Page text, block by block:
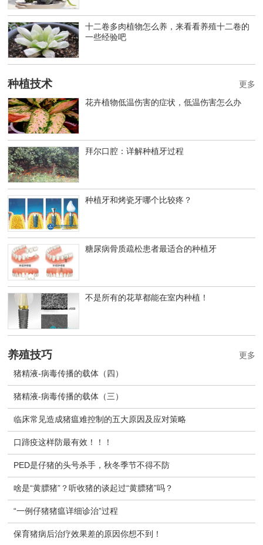
十二卷多肉植物怎么养，来看看养殖十二卷的
一些经验吧
种植技术
花卉植物低温伤害的症状，低温伤害怎么办
拜尔口腔：详解种植牙过程
种植牙和烤瓷牙哪个比较疼？
糖尿病骨质疏松患者最适合的种植牙
不是所有的花草都能在室内种植！
更多
养殖技巧
猪精液-病毒传播的载体（四）
猪精液-病毒传播的载体（三）
临床常见造成猪瘟难控制的五大原因及应对策略
口蹄疫这样防最有效！！！
PED是仔猪的头号杀手，秋冬季节不得不防
啥是“黄膘猪”？听收猪的谈起过“黄膘猪”吗？
“一例仔猪猪瘟详细诊治”过程
保育猪病后治疗效果差的原因你想不到！
更多